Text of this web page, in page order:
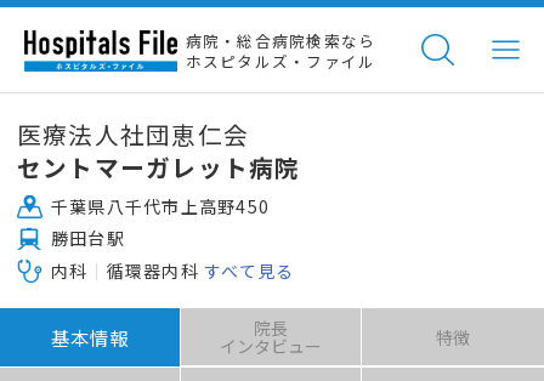
病院・総合病院検索なら
ホスピタルズ・ファイル
医療法人社団恵仁会
セントマーガレット病院
千葉県八千代市上高野450
勝田台駅
内科
循環器内科 すべて見る
基本情報 院長
インタビュー 特徴